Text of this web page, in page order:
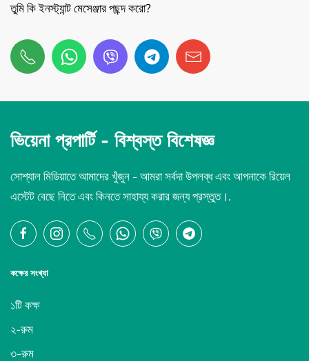
তুমি কি ইনস্ট্যান্ট মেসেঞ্জার পছন্দ করো?
ভিয়েনা প্রপার্টি - বিশ্বস্ত বিশেষজ্ঞ
সোশ্যাল মিডিয়াতে আমাদের খুঁজুন - আমরা সর্বদা উপলব্ধ এবং আপনাকে রিয়েল
এস্টেট বেছে নিতে এবং কিনতে সাহায্য করার জন্য প্রস্তুত।.
কক্ষের সংখ্যা
১টি কক্ষ
২-রুম
৩-রুম